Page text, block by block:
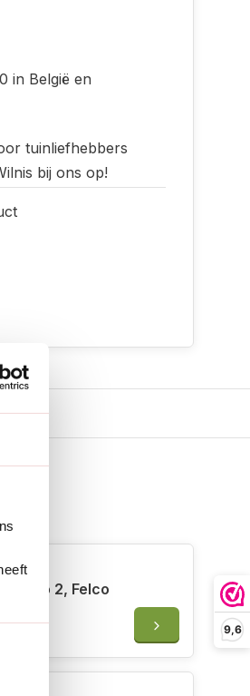
9,6
in België en
tuinliefhebbers
bij ons op!
Felco 2, Felco